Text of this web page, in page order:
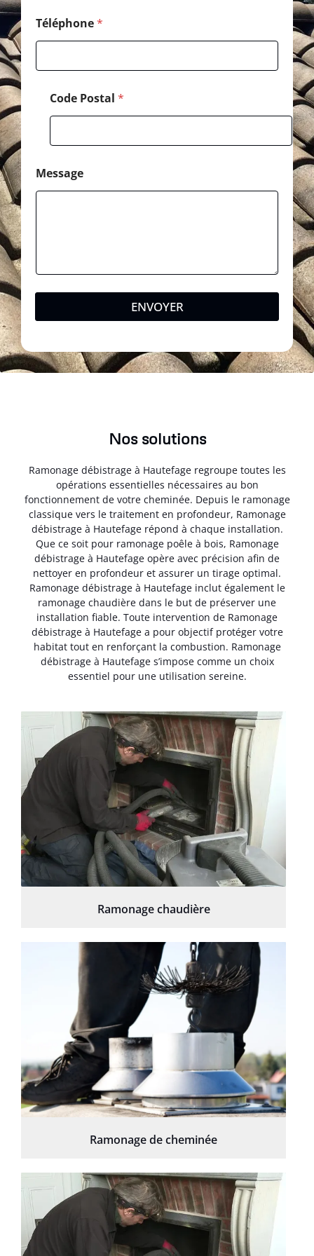
Téléphone*
o
d
e
Code Postal *
Message
ENVOYER
Nos solutions
Ramonage débistrage à Hautefage regroupe toutes les
opérations essentielles nécessaires au bon
fonctionnement de votre cheminée. Depuis le ramonage
classique vers le traitement en profondeur, Ramonage
débistrage à Hautefage répond à chaque installation.
Que ce soit pour ramonage poêle à bois, Ramonage
débistrage à Hautefage opère avec précision afin de
nettoyer en profondeur et assurer un tirage optimal.
Ramonage débistrage à Hautefage inclut également le
ramonage chaudière dans le but de préserver une
installation fiable. Toute intervention de Ramonage
débistrage à Hautefage a pour objectif protéger votre
habitat tout en renforçant la combustion. Ramonage
débistrage à Hautefage s’impose comme un choix
essentiel pour une utilisation sereine.
Ramonage chaudière
Ramonage de cheminée